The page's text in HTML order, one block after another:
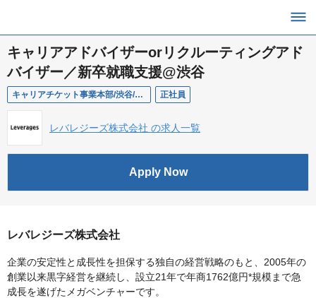
キャリアアドバイザーorリクルーティングアド
バイザー／新卒就職支援@渋谷
キャリアチケット事業本部/渋谷/営業/CAorRA 正社員
レバレジーズ株式会社 の求人一覧
Apply Now
レバレジーズ株式会社
企業の安定性と成長性を担保する独自の経営戦略のもと、2005年の
創業以来黒字経営を継続し、設立21年で年商1762億円*規模まで急
成長を遂げたメガベンチャーです。